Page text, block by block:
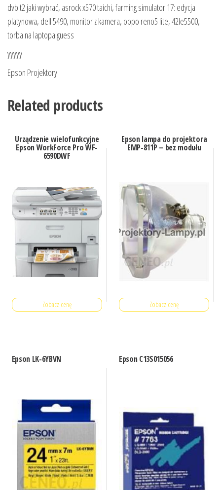
dvb t2 jaki wybrać, asrock x570 taichi, farming simulator 17: edycja
platynowa, dell 5490, monitor z kamera, oppo reno5 lite, 42le5500,
torba na laptopa guess
yyyyy
Epson Projektory
Related products
Urządzenie wielofunkcyjne
Epson WorkForce Pro WF-
6590DWF
Zobacz cenę
Epson lampa do projektora
EMP-811P – bez modułu
Zobacz cenę
Epson LK-6YBVN Epson C13S015056